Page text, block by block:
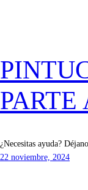
PARTE
¿Necesitas ayuda?
22 noviembre, 2024